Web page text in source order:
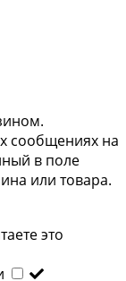
сообщениях на
в поле
или товара.
это